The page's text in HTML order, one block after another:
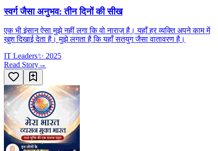
स्वर्ग जैसा अनुभव: तीन दिनों की सीख
एक भी इंसान ऐसा मुझे नहीं लगा कि वो नाराज़ है। यहाँ हर व्यक्ति अपने काम में
खुश दिखाई देता है। मुझे लगता है कि यहाँ सतयुग जैसा वातावरण है।
IT Leaders✨ 2025
Read Story→